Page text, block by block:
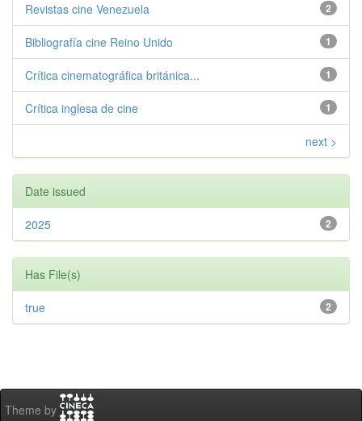
2
Revistas cine Venezuela
1
Bibliografía cine Reino Unido
1
Crítica cinematográfica británica...
1
Crítica inglesa de cine
next >
Date issued
2
2025
Has File(s)
2
true
Theme by